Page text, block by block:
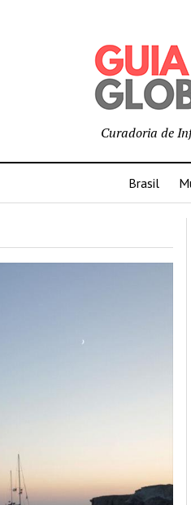
Curadoria de
Brasil